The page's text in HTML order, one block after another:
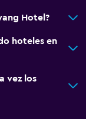
Hotel?
hoteles en
vez los